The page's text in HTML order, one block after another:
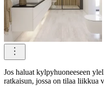
Jos haluat kylpyhuoneeseen
ratkaisun, jossa on tilaa liikkua